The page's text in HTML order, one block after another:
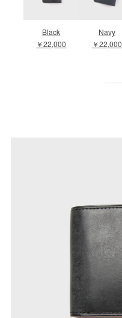
Black
￥22,000
Navy
￥22,000